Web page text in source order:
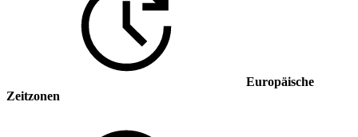
Europäische
Zeitzonen